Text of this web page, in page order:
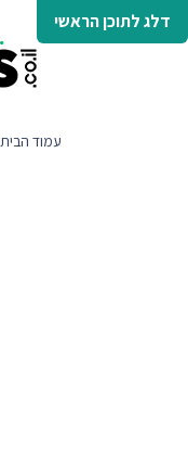
דלג לתוכן הראשי
עמוד הבית